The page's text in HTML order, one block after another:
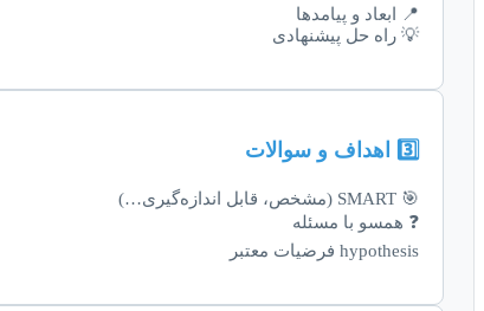
📍 ابعاد و پیامدها
💡 راه حل پیشنهادی
3️⃣ اهداف و سوالات
🎯 SMART (مشخص، قابل اندازه‌گیری…)
❓ همسو با مسئله
hypothesis فرضیات معتبر